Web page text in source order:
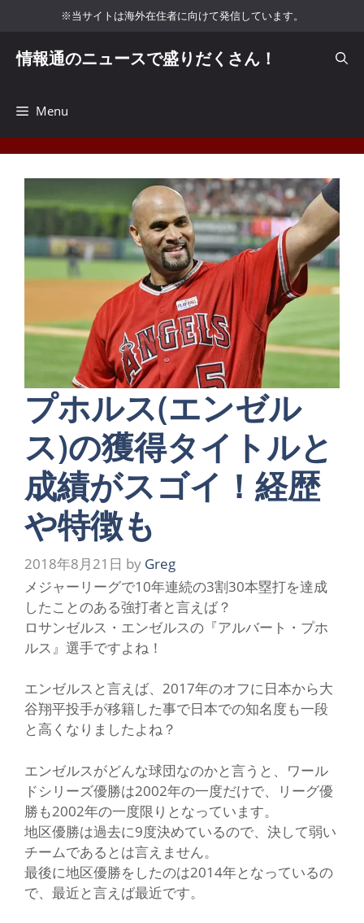
キ
※当サイトは海外在住者に向けて発信しています。
情報通のニュースで盛りだくさん！
Menu
プホルス(エンゼル
ス)の獲得タイトルと
成績がスゴイ！経歴
や特徴も
2018年8月21日 by Greg
メジャーリーグで10年連続の3割30本塁打を達成
したことのある強打者と言えば？
ロサンゼルス・エンゼルスの『アルバート・プホ
ルス』選手ですよね！
エンゼルスと言えば、2017年のオフに日本から大
谷翔平投手が移籍した事で日本での知名度も一段
と高くなりましたよね？
エンゼルスがどんな球団なのかと言うと、ワール
ドシリーズ優勝は2002年の一度だけで、リーグ優
勝も2002年の一度限りとなっています。
地区優勝は過去に9度決めているので、決して弱い
チームであるとは言えません。
最後に地区優勝をしたのは2014年となっているの
で、最近と言えば最近です。